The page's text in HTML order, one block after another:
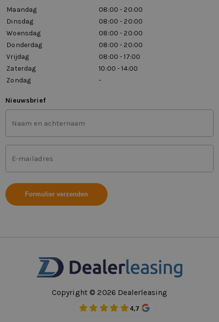
Maandag
08:00 - 20:00
Dinsdag
08:00 - 20:00
Woensdag
08:00 - 20:00
Donderdag
08:00 - 20:00
Vrijdag
08:00 - 17:00
Zaterdag
10:00 - 14:00
Zondag
-
Nieuwsbrief
Voor-
en
achternaam
(Vereist)
Mailadres
(Vereist)
Copyright © 2026 Dealerleasing